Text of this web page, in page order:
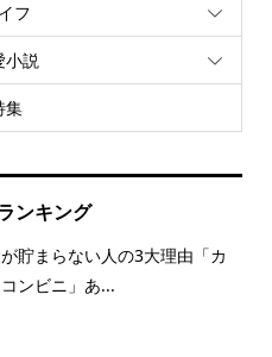
フ
小説
集
ンキング
貯まらない人の3大理由「カ
ンビニ」あ...